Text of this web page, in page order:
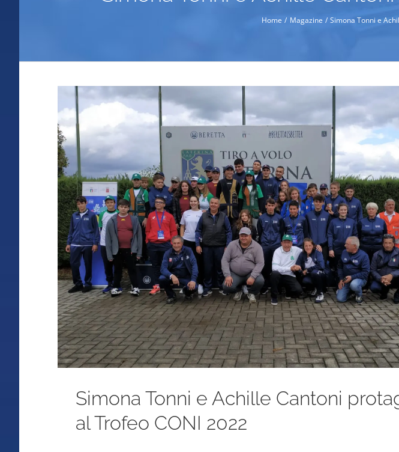
Home Magazine Simona Tonni e
Ingrandisci
immagine
Simona Tonni e Achille Cantoni
al Trofeo CONI 2022